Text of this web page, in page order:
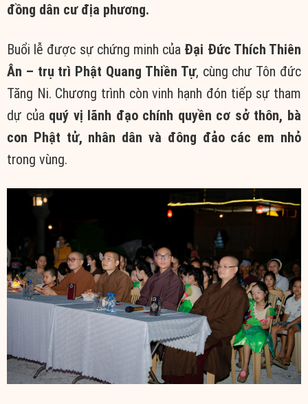
đồng dân cư địa phương.
Buổi lễ được sự chứng minh của Đại Đức Thích Thiên
Ân – trụ trì Phật Quang Thiền Tự, cùng chư Tôn đức
Tăng Ni. Chương trình còn vinh hạnh đón tiếp sự tham
dự của quý vị lãnh đạo chính quyền cơ sở thôn, bà
con Phật tử, nhân dân và đông đảo các em nhỏ
trong vùng.